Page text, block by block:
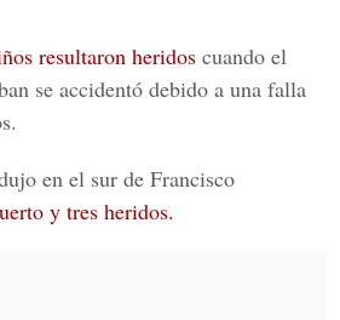
resultaron heridos cuando el
se accidentó debido a una falla
en el sur de Francisco
y tres heridos.